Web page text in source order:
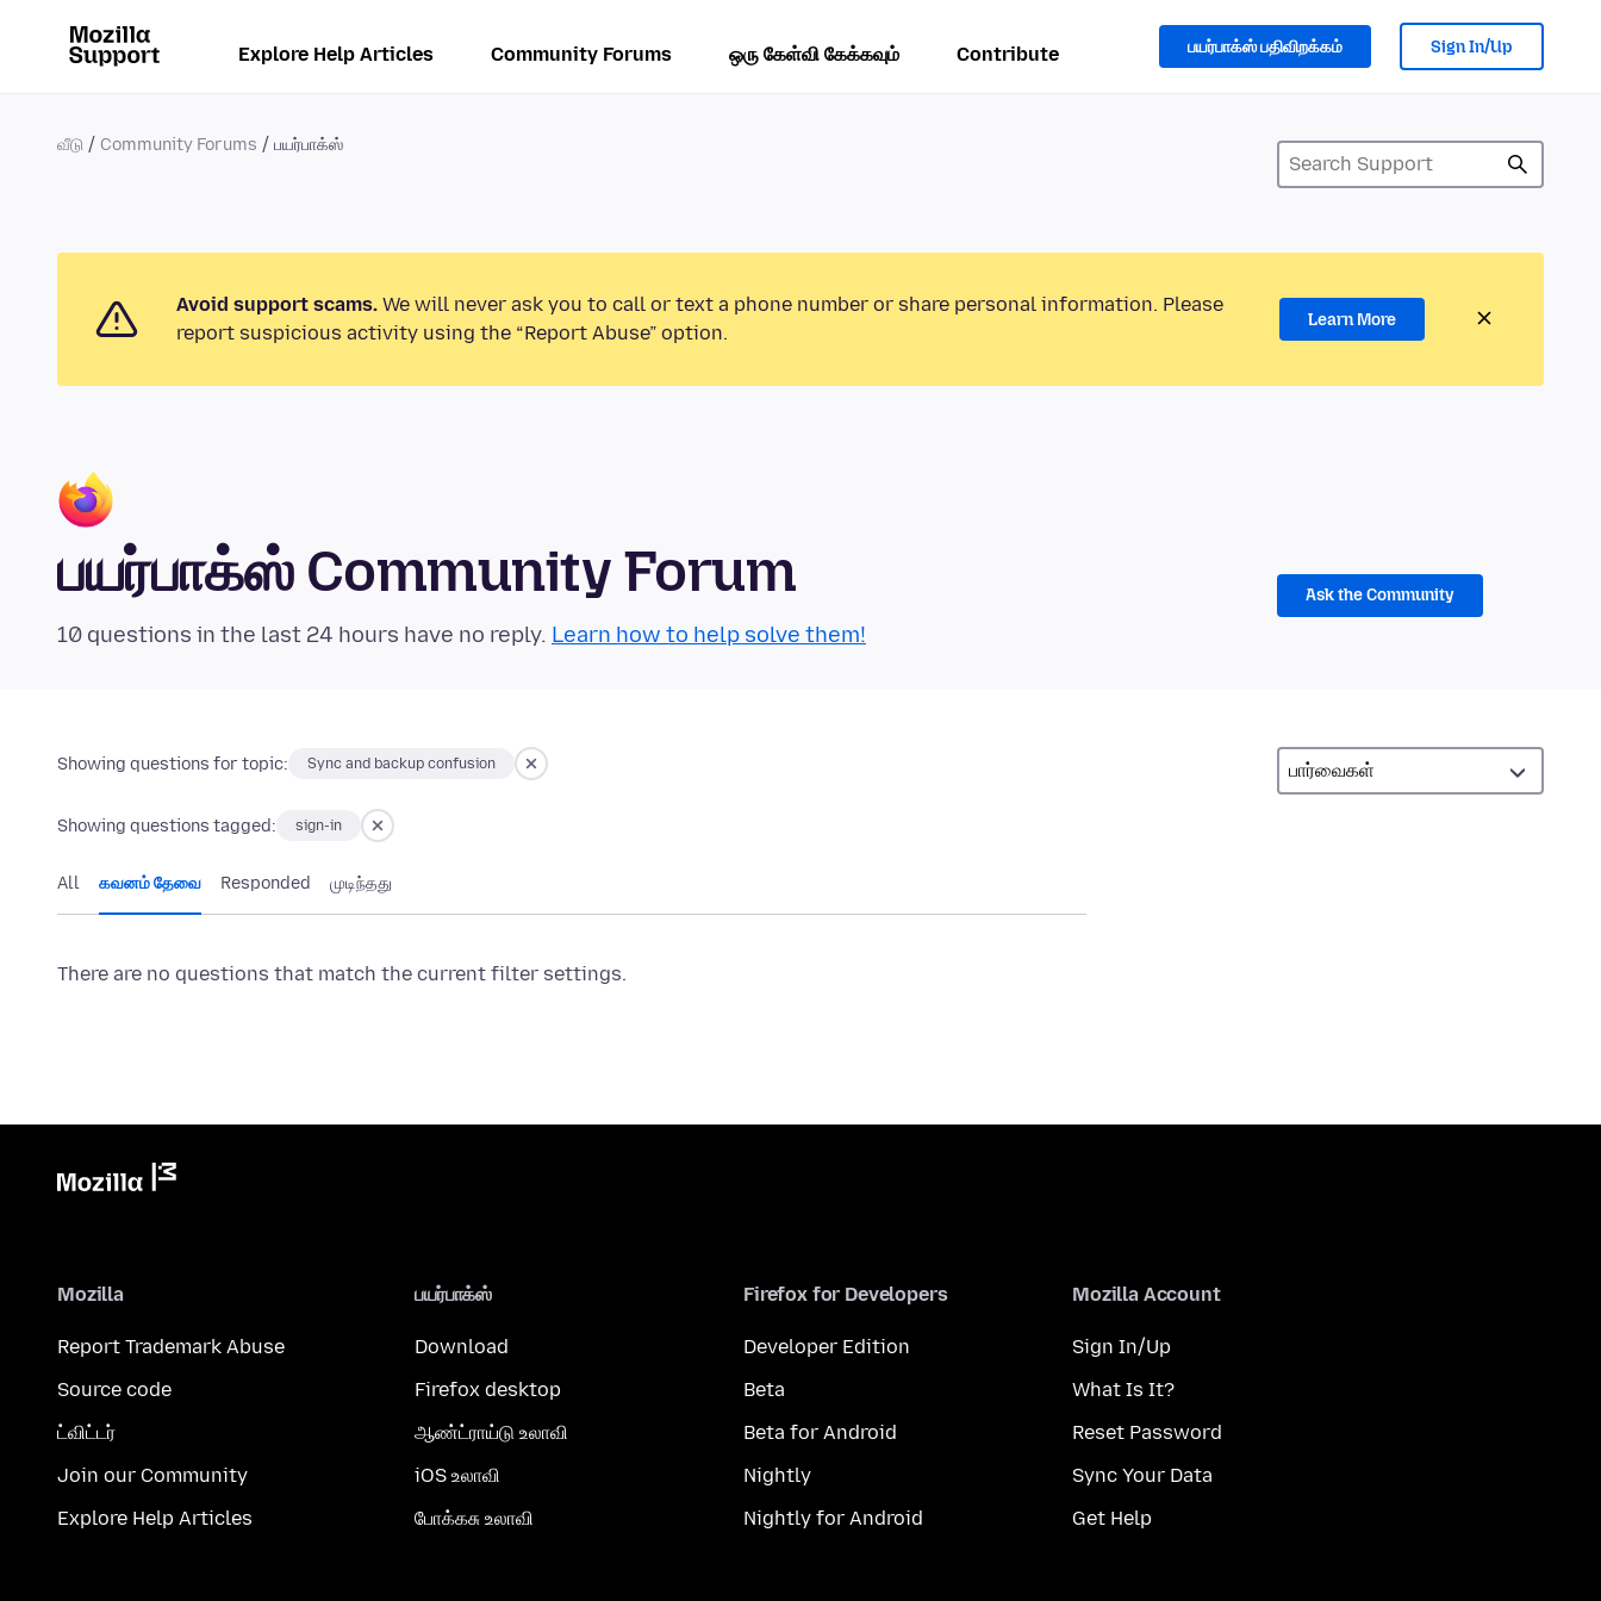
Explore Help Articles Community Forums ஒரு கேள்வி கேக்கவும் Contribute பயர்பாக்ஸ் பதிவிறக்கம் Sign In/Up
வீடு Community Forums பயர்பாக்ஸ்
Avoid support scams. We will never ask you to call or text a phone number or share personal information. Please
report suspicious activity using the “Report Abuse” option.
Learn More
பயர்பாக்ஸ் Community Forum
10 questions in the last 24 hours have no reply. Learn how to help solve them!
Ask the Community
Showing questions for topic: Sync and backup confusion
Showing questions tagged: sign-in
All கவனம் தேவை Responded முடிந்தது
There are no questions that match the current filter settings.
Mozilla
Report Trademark Abuse
Source code
ட்விட்டர்
Join our Community
Explore Help Articles
பயர்பாக்ஸ்
Download
Firefox desktop
ஆண்ட்ராய்டு உலாவி
iOS உலாவி
போக்கசு உலாவி
Firefox for Developers
Developer Edition
Beta
Beta for Android
Nightly
Nightly for Android
Mozilla Account
Sign In/Up
What Is It?
Reset Password
Sync Your Data
Get Help